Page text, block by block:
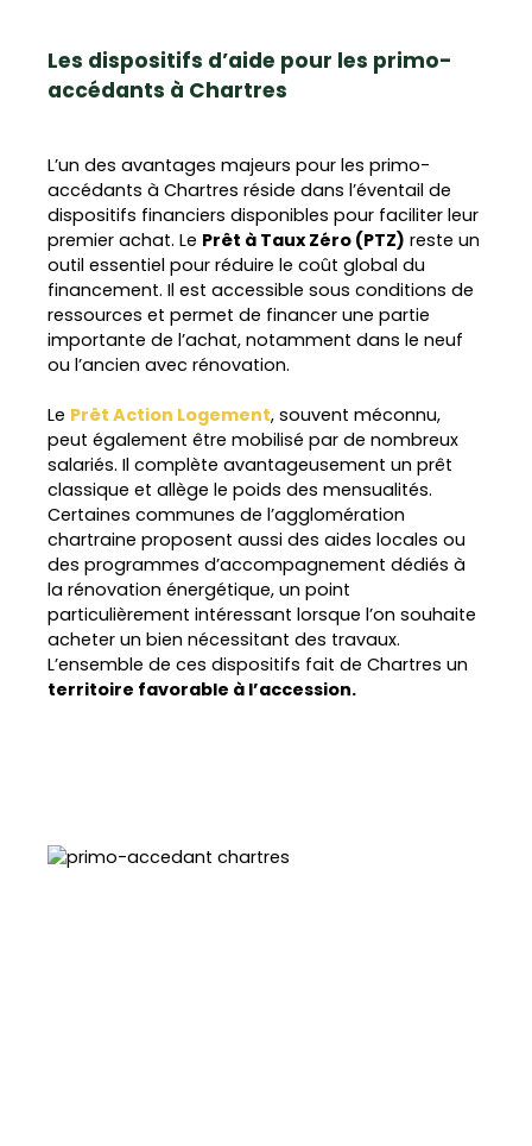
Les dispositifs d’aide pour les primo-
accédants à Chartres
L’un des avantages majeurs pour les primo-
accédants à Chartres réside dans l’éventail de
dispositifs financiers disponibles pour faciliter leur
premier achat. Le Prêt à Taux Zéro (PTZ) reste un
outil essentiel pour réduire le coût global du
financement. Il est accessible sous conditions de
ressources et permet de financer une partie
importante de l’achat, notamment dans le neuf
ou l’ancien avec rénovation.
Le Prêt Action Logement, souvent méconnu,
peut également être mobilisé par de nombreux
salariés. Il complète avantageusement un prêt
classique et allège le poids des mensualités.
Certaines communes de l’agglomération
chartraine proposent aussi des aides locales ou
des programmes d’accompagnement dédiés à
la rénovation énergétique, un point
particulièrement intéressant lorsque l’on souhaite
acheter un bien nécessitant des travaux.
L’ensemble de ces dispositifs fait de Chartres un
territoire favorable à l’accession.